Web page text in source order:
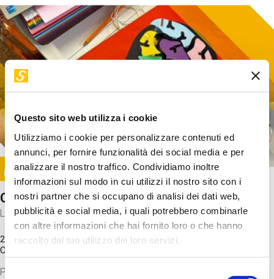
Questo sito web utilizza i cookie
Utilizziamo i cookie per personalizzare contenuti ed
annunci, per fornire funzionalità dei social media e per
analizzare il nostro traffico. Condividiamo inoltre
informazioni sul modo in cui utilizzi il nostro sito con i
nostri partner che si occupano di analisi dei dati web,
pubblicità e social media, i quali potrebbero combinarle
con altre informazioni che hai fornito loro o che hanno
raccolto dal tuo utilizzo dei loro servizi.
Selezione
Image
SUNDAY@STEP
Come funziona il cervello?
Laboratorio
20 Set 2026 / 11:15 - 13:00
Costo
Proveremo a costruire un cervello in cartoncino cercando di